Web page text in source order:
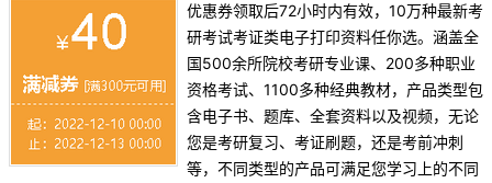
优惠券领取后72小时内有效，10万种最新考
研考试考证类电子打印资料任你选。涵盖全
国500余所院校考研专业课、200多种职业
资格考试、1100多种经典教材，产品类型包
含电子书、题库、全套资料以及视频，无论
您是考研复习、考证刷题，还是考前冲刺
等，不同类型的产品可满足您学习上的不同